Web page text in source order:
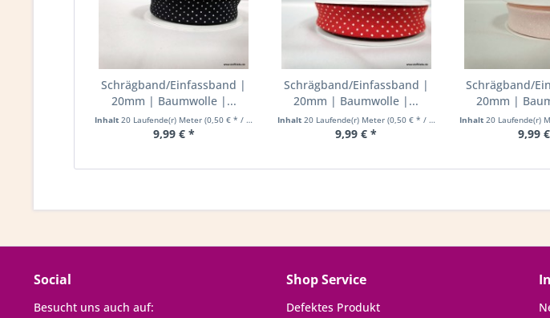
Schrägband/Einfassband |
20mm | Baumwolle |...
Inhalt 20 Laufende(r) Meter (0,50 € * / 1 Laufende(r) Meter)
9,99 € *
Schrägband/Einfassband |
20mm | Baumwolle |...
Inhalt 20 Laufende(r) Meter (0,50 € * / 1 Laufende(r) Meter)
9,99 € *
Schrägband/
20mm |
Inhalt20 Laufende(r)
9,99
Social
Besucht uns auch auf:
Shop Service
Defektes Produkt